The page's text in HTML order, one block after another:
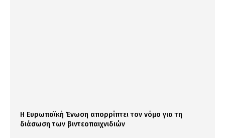
Η Ευρωπαϊκή Ένωση απορρίπτει τον νόμο για τη
διάσωση των βιντεοπαιχνιδιών